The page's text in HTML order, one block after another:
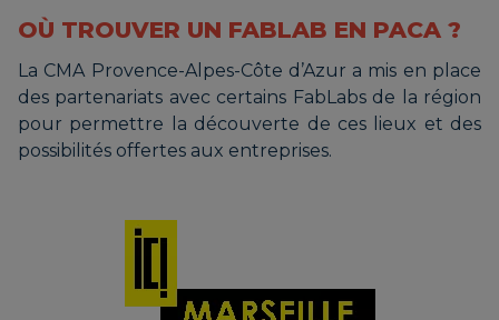
OÙ TROUVER UN FABLAB EN PACA ?
La CMA Provence-Alpes-Côte d’Azur a mis en place
des partenariats avec certains FabLabs de la région
pour permettre la découverte de ces lieux et des
possibilités offertes aux entreprises.